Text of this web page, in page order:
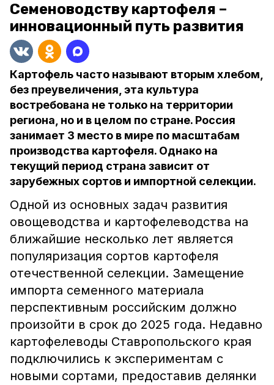
Семеноводству картофеля –
инновационный путь развития
Картофель часто называют вторым хлебом,
без преувеличения, эта культура
востребована не только на территории
региона, но и в целом по стране. Россия
занимает 3 место в мире по масштабам
производства картофеля. Однако на
текущий период страна зависит от
зарубежных сортов и импортной селекции.
Одной из основных задач развития
овощеводства и картофелеводства на
ближайшие несколько лет является
популяризация сортов картофеля
отечественной селекции. Замещение
импорта семенного материала
перспективным российским должно
произойти в срок до 2025 года. Недавно
картофелеводы Ставропольского края
подключились к экспериментам с
новыми сортами, предоставив делянки